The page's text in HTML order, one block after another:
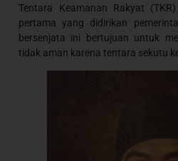
Tentara Keamanan Rakyat
pertama yang didirikan
bersenjata ini bertujuan untuk
tidak aman karena tentara sekutu